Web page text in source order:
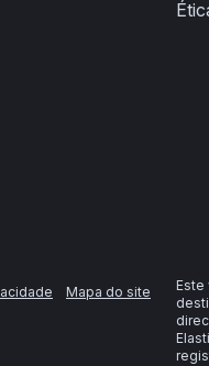
Mapa do site
Este